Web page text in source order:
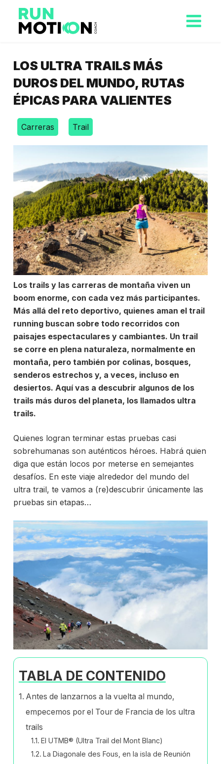
LOS ULTRA TRAILS MÁS
DUROS DEL MUNDO, RUTAS
ÉPICAS PARA VALIENTES
Carreras Trail
Los trails y las carreras de montaña viven un
boom enorme, con cada vez más participantes.
Más allá del reto deportivo, quienes aman el trail
running buscan sobre todo recorridos con
paisajes espectaculares y cambiantes. Un trail
se corre en plena naturaleza, normalmente en
montaña, pero también por colinas, bosques,
senderos estrechos y, a veces, incluso en
desiertos. Aquí vas a descubrir algunos de los
trails más duros del planeta, los llamados ultra
trails.
Quienes logran terminar estas pruebas casi
sobrehumanas son auténticos héroes. Habrá quien
diga que están locos por meterse en semejantes
desafíos. En este viaje alrededor del mundo del
ultra trail, te vamos a (re)descubrir únicamente las
pruebas sin etapas…
TABLA DE CONTENIDO
Antes de lanzarnos a la vuelta al mundo,
empecemos por el Tour de Francia de los ultra
trails
El UTMB® (Ultra Trail del Mont Blanc)
La Diagonale des Fous, en la isla de Reunión